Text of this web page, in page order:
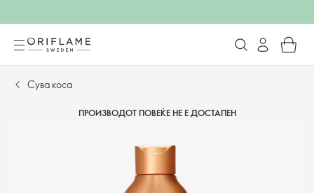
Сува коса
ПРОИЗВОДОТ ПОВЕЌЕ НЕ Е ДОСТАПЕН